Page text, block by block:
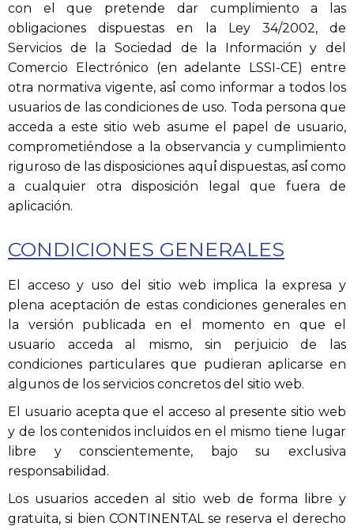
con el que pretende dar cumplimiento a las
obligaciones dispuestas en la Ley 34/2002, de
Servicios de la Sociedad de la Información y del
Comercio Electrónico (en adelante LSSI-CE) entre
otra normativa vigente, así́ como informar a todos los
usuarios de las condiciones de uso. Toda persona que
acceda a este sitio web asume el papel de usuario,
comprometiéndose a la observancia y cumplimiento
riguroso de las disposiciones aquí́ dispuestas, así́ como
a cualquier otra disposición legal que fuera de
aplicación.
CONDICIONES GENERALES
El acceso y uso del sitio web implica la expresa y
plena aceptación de estas condiciones generales en
la versión publicada en el momento en que el
usuario acceda al mismo, sin perjuicio de las
condiciones particulares que pudieran aplicarse en
algunos de los servicios concretos del sitio web.
El usuario acepta que el acceso al presente sitio web
y de los contenidos incluidos en el mismo tiene lugar
libre y conscientemente, bajo su exclusiva
responsabilidad.
Los usuarios acceden al sitio web de forma libre y
gratuita, si bien CONTINENTAL se reserva el derecho